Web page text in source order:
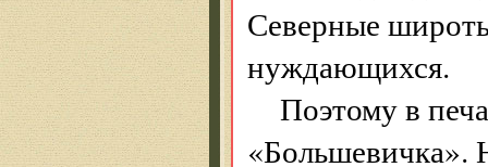
Северные
нуждающихся.
Поэтому в
«Большевичка».